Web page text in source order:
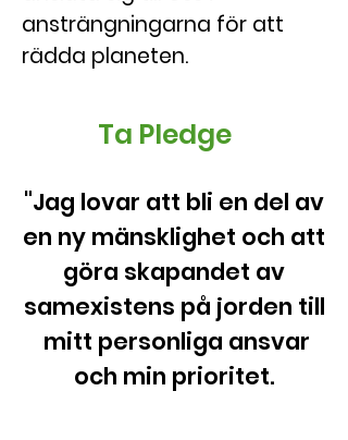
ansträngningarna för att
rädda planeten.
Ta Pledge
"Jag lovar att bli en del av
en ny mänsklighet och att
göra skapandet av
samexistens på jorden till
mitt personliga ansvar
och min prioritet.